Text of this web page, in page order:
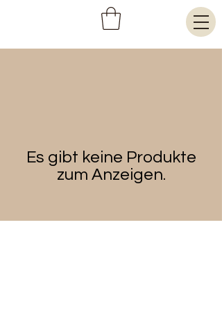
Es gibt keine Produkte
zum Anzeigen.